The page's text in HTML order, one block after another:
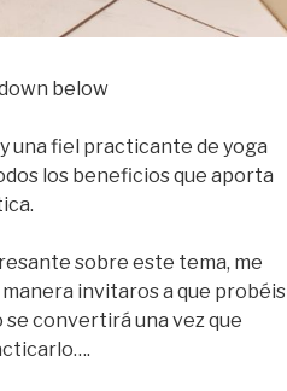
below
una fiel practicante de yoga
los beneficios que aporta
sobre este tema, me
invitaros a que probéis
convertirá una vez que